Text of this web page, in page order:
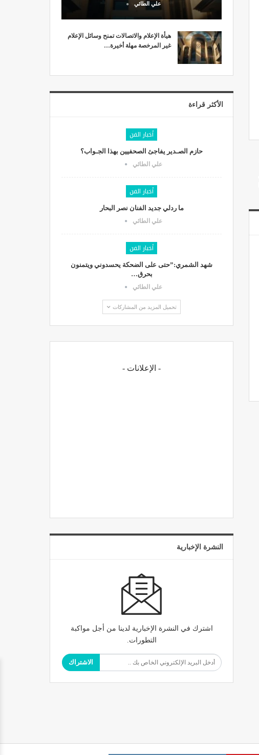
علي الطائي
هيأة الإعلام والاتصالات تمنح وسائل الإعلام
غير المرخصة مهلة أخيرة…
الأكثر قراءة
أخبار الفن
حازم الصـدير يفاجئ الصحفيين بهذا الجـواب؟
علي الطائي
أخبار الفن
ما ردلي جديد الفنان نصر البحار
علي الطائي
أخبار الفن
شهد الشمري:”حتى على الضحكة يحسدوني ويتمنون
بحرق…
علي الطائي
تحميل المزيد من المشاركات
- الإعلانات -
النشرة الإخبارية
اشترك في النشرة الإخبارية لدينا من أجل مواكبة
التطورات.
الاشتراك